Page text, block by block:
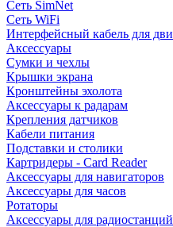
Сеть SimNet
Сеть WiFi
Интерфейсный кабель для
Аксессуары
Сумки и чехлы
Крышки экрана
Кронштейны эхолота
Аксессуары к радарам
Крепления датчиков
Кабели питания
Подставки и столики
Картридеры - Card Reader
Аксессуары для навигаторов
Аксессуары для часов
Ротаторы
Аксессуары для